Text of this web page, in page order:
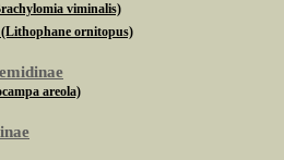
viminalis)
(Lithophane ornitopus)
areola)